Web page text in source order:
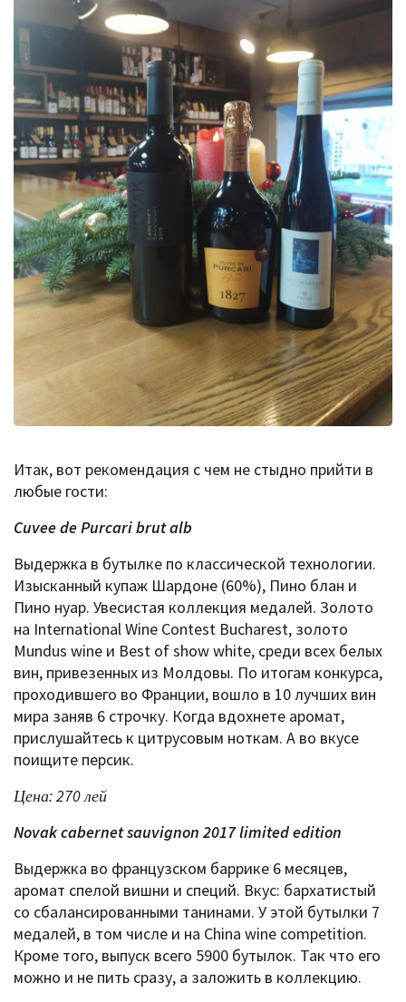
Итак, вот рекомендация с чем не стыдно прийти в
любые гости:
Cuvee de Purcari brut alb
Выдержка в бутылке по классической технологии.
Изысканный купаж Шардоне (60%), Пино блан и
Пино нуар. Увесистая коллекция медалей. Золото
на International Wine Contest Bucharest, золото
Mundus wine и Best of show white, среди всех белых
вин, привезенных из Молдовы. По итогам конкурса,
проходившего во Франции, вошло в 10 лучших вин
мира заняв 6 строчку. Когда вдохнете аромат,
прислушайтесь к цитрусовым ноткам. А во вкусе
поищите персик.
Цена: 270 лей
Novak cabernet sauvignon 2017 limited edition
Выдержка во французском баррике 6 месяцев,
аромат спелой вишни и специй. Вкус: бархатистый
со сбалансированными танинами. У этой бутылки 7
медалей, в том числе и на China wine competition.
Кроме того, выпуск всего 5900 бутылок. Так что его
можно и не пить сразу, а заложить в коллекцию.